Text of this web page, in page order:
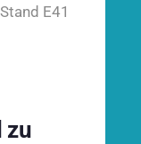
E41
zu